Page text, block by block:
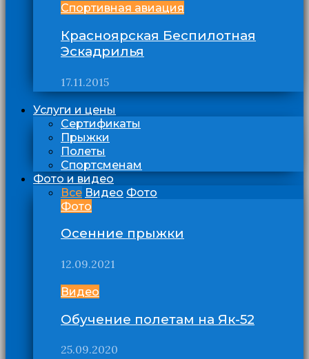
Спортивная авиация
Красноярская Беспилотная
Эскадрилья
17.11.2015
Услуги и цены
Сертификаты
Прыжки
Полеты
Спортсменам
Фото и видео
Все Видео Фото
Фото
Осенние прыжки
12.09.2021
Видео
Обучение полетам на Як-52
25.09.2020